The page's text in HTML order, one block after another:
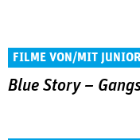
FILME VON/MIT
Blue Story –